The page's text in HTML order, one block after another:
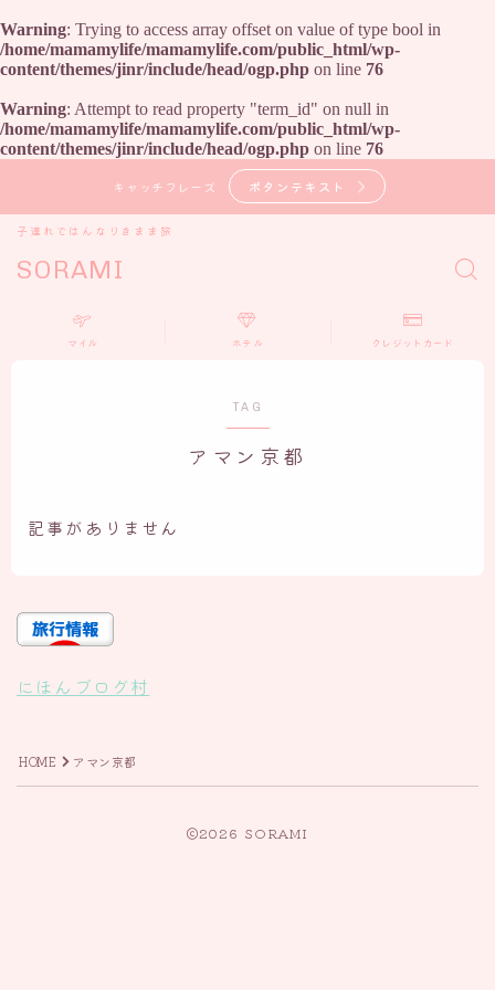
Warning: Trying to access array offset on value of type bool in
/home/mamamylife/mamamylife.com/public_html/wp-
content/themes/jinr/include/head/ogp.php on line 76
Warning: Attempt to read property "term_id" on null in
/home/mamamylife/mamamylife.com/public_html/wp-
content/themes/jinr/include/head/ogp.php on line 76
キャッチフレーズ ボタンテキスト
SORAMI
子連れではんなりきまま旅
マイル ホテル クレジットカード
TAG
アマン京都
記事がありません
にほんブログ村
HOME アマン京都
2026 SORAMI